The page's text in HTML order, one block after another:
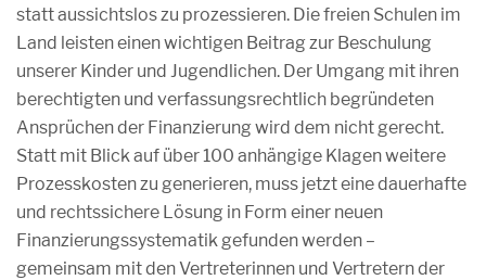
statt aussichtslos zu prozessieren. Die freien Schulen im
Land leisten einen wichtigen Beitrag zur Beschulung
unserer Kinder und Jugendlichen. Der Umgang mit ihren
berechtigten und verfassungsrechtlich begründeten
Ansprüchen der Finanzierung wird dem nicht gerecht.
Statt mit Blick auf über 100 anhängige Klagen weitere
Prozesskosten zu generieren, muss jetzt eine dauerhafte
und rechtssichere Lösung in Form einer neuen
Finanzierungssystematik gefunden werden –
gemeinsam mit den Vertreterinnen und Vertretern der